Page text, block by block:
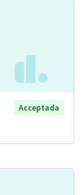
Acceptada